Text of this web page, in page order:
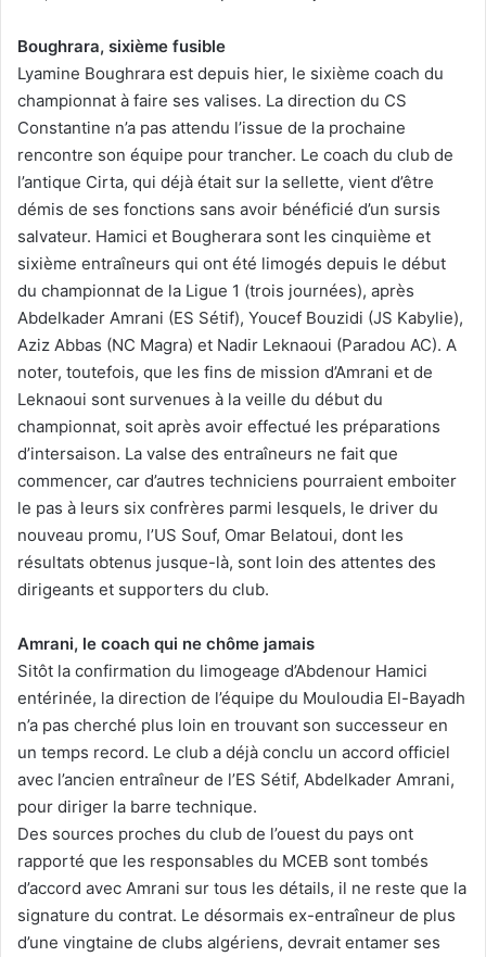
Boughrara, sixième fusible
Lyamine Boughrara est depuis hier, le sixième coach du
championnat à faire ses valises. La direction du CS
Constantine n’a pas attendu l’issue de la prochaine
rencontre son équipe pour trancher. Le coach du club de
l’antique Cirta, qui déjà était sur la sellette, vient d’être
démis de ses fonctions sans avoir bénéficié d’un sursis
salvateur. Hamici et Bougherara sont les cinquième et
sixième entraîneurs qui ont été limogés depuis le début
du championnat de la Ligue 1 (trois journées), après
Abdelkader Amrani (ES Sétif), Youcef Bouzidi (JS Kabylie),
Aziz Abbas (NC Magra) et Nadir Leknaoui (Paradou AC). A
noter, toutefois, que les fins de mission d’Amrani et de
Leknaoui sont survenues à la veille du début du
championnat, soit après avoir effectué les préparations
d’intersaison. La valse des entraîneurs ne fait que
commencer, car d’autres techniciens pourraient emboiter
le pas à leurs six confrères parmi lesquels, le driver du
nouveau promu, l’US Souf, Omar Belatoui, dont les
résultats obtenus jusque-là, sont loin des attentes des
dirigeants et supporters du club.
Amrani, le coach qui ne chôme jamais
Sitôt la confirmation du limogeage d’Abdenour Hamici
entérinée, la direction de l’équipe du Mouloudia El-Bayadh
n’a pas cherché plus loin en trouvant son successeur en
un temps record. Le club a déjà conclu un accord officiel
avec l’ancien entraîneur de l’ES Sétif, Abdelkader Amrani,
pour diriger la barre technique.
Des sources proches du club de l’ouest du pays ont
rapporté que les responsables du MCEB sont tombés
d’accord avec Amrani sur tous les détails, il ne reste que la
signature du contrat. Le désormais ex-entraîneur de plus
d’une vingtaine de clubs algériens, devrait entamer ses